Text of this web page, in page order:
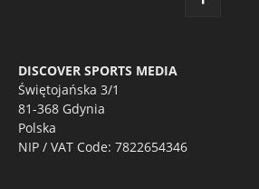
DISCOVER SPORTS MEDIA
Świętojańska 3/1
81-368 Gdynia
Polska
NIP / VAT Code: 7822654346